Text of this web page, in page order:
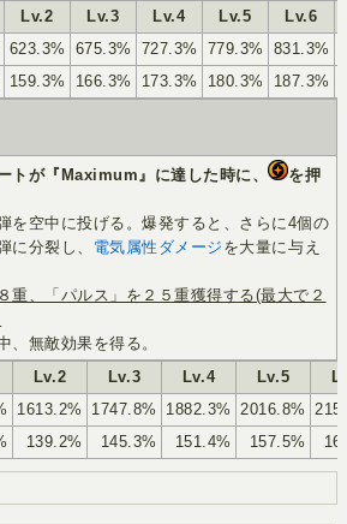
Lv.2 Lv.3 Lv.4 Lv.5
Lv.6
623.3% 675.3% 727.3% 779.3% 831.3%
159.3% 166.3% 173.3% 180.3% 187.3%
トが『Maximum』に達した時に、
を押
を空中に投げる。爆発すると、さらに4個の
に分裂し、 電気属性ダメージ を大量に与え
重、「パルス」を２５重獲得する(最大で２
、無敵効果を得る。
Lv.2 Lv.3 Lv.4 Lv.5
1613.2% 1747.8% 1882.3% 2016.8%
139.2% 145.3% 151.4% 157.5%